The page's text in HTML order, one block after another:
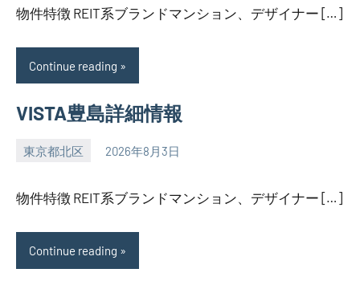
物件特徴 REIT系ブランドマンション、デザイナー […]
Continue reading
VISTA豊島詳細情報
東京都北区 2026年8月3日
SEZIMO
物件特徴 REIT系ブランドマンション、デザイナー […]
Continue reading